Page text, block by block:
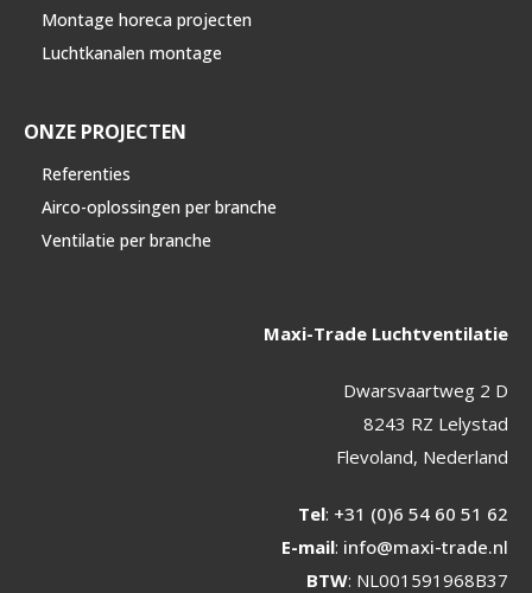
Montage horeca projecten
Luchtkanalen montage
ONZE PROJECTEN
Referenties
Airco-oplossingen per branche
Ventilatie per branche
Maxi-Trade Luchtventilatie
Dwarsvaartweg 2 D
8243 RZ Lelystad
Flevoland, Nederland
Tel: +31 (0)6 54 60 51 62
E-mail: info@maxi-trade.nl
BTW: NL001591968B37